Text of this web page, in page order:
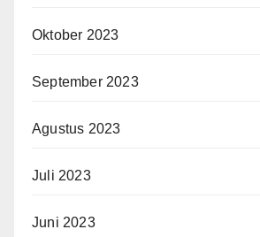
Oktober 2023
September 2023
Agustus 2023
Juli 2023
Juni 2023